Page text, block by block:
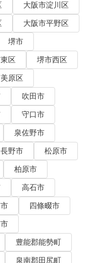
大阪市淀川区
大阪市平野区
堺市
区
堺市西区
原区
吹田市
守口市
泉佐野市
野市
松原市
柏原市
高石市
四條畷市
豊能郡能勢町
泉南郡田尻町